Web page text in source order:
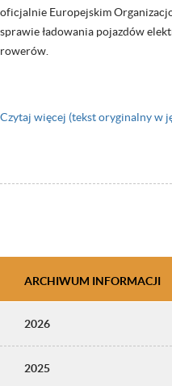
oficjalnie Europejskim
sprawie ładowania pojazdów
rowerów.
Czytaj więcej (tekst oryginalny w
ARCHIWUM INFORMACJI
2026
2025